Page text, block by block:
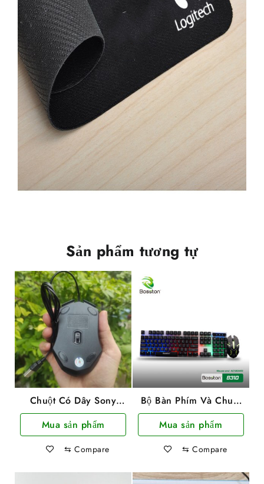
Sản phẩm tương tự
Chuột Có Dây Sony
1200DPI
Mua sản phẩm
⇆ Compare
Bộ Bàn Phím Và Chuột
Bosston Chuyên Game
8310 Có Led 7 Màu
Mua sản phẩm
⇆ Compare